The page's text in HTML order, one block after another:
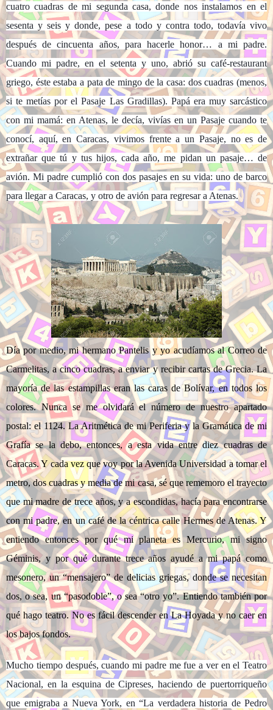
cuatro cuadras de mi segunda casa, donde nos instalamos en el
sesenta y seis y donde, pese a todo y contra todo, todavía vivo
después de cincuenta años, para hacerle honor… a mi padre.
Cuando mi padre, en el setenta y uno, abrió su café-restaurant
griego, éste estaba a pata de mingo de la casa: dos cuadras (menos,
si te metías por el Pasaje Las Gradillas). Papá era muy sarcástico
con mi mamá: en Atenas, le decía, vivías en un Pasaje cuando te
conocí, aquí, en Caracas, vivimos frente a un Pasaje, no es de
extrañar que tú y tus hijos, cada año, me pidan un pasaje… de
avión. Mi padre cumplió con dos pasajes en su vida: uno de barco
para llegar a Caracas, y otro de avión para regresar a Atenas.
Día por medio, mi hermano Pantelis y yo acudíamos al Correo de
Carmelitas, a cinco cuadras, a enviar y recibir cartas de Grecia. La
mayoría de las estampillas eran las caras de Bolívar, en todos los
colores. Nunca se me olvidará el número de nuestro apartado
postal: el 1124. La Aritmética de mi Periferia y la Gramática de mi
Grafía se la debo, entonces, a esta vida entre diez cuadras de
Caracas. Y cada vez que voy por la Avenida Universidad a tomar el
metro, dos cuadras y media de mi casa, sé que rememoro el trayecto
que mi madre de trece años, y a escondidas, hacía para encontrarse
con mi padre, en un café de la céntrica calle Hermes de Atenas. Y
entiendo entonces por qué mi planeta es Mercurio, mi signo
Géminis, y por qué durante trece años ayudé a mi papá como
mesonero, un “mensajero” de delicias griegas, donde se necesitan
dos, o sea, un “pasodoble”, o sea “otro yo”. Entiendo también por
qué hago teatro. No es fácil descender en La Hoyada y no caer en
los bajos fondos.
Mucho tiempo después, cuando mi padre me fue a ver en el Teatro
Nacional, en la esquina de Cipreses, haciendo de puertorriqueño
que emigraba a Nueva York, en “La verdadera historia de Pedro